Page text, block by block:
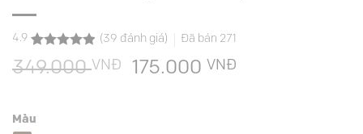
4.9
4.9
trên 5
dựa trên
39
(39 đánh giá) Đã bán 271
349.000VNĐ
Giá
175.000 VNĐ
Màu